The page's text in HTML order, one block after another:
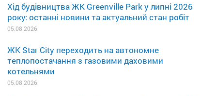
Хід будівництва ЖК Greenville Park у липні 2026
року: останні новини та актуальний стан робіт
05.08.2026
ЖК Star City переходить на автономне
теплопостачання з газовими даховими
котельнями
05.08.2026